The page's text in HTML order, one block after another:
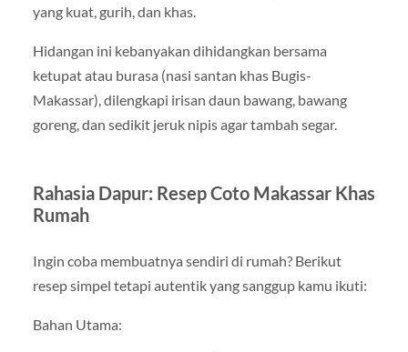
yang kuat, gurih, dan khas.
Hidangan ini kebanyakan dihidangkan bersama
ketupat atau burasa (nasi santan khas Bugis-
Makassar), dilengkapi irisan daun bawang, bawang
goreng, dan sedikit jeruk nipis agar tambah segar.
Rahasia Dapur: Resep Coto Makassar Khas
Rumah
Ingin coba membuatnya sendiri di rumah? Berikut
resep simpel tetapi autentik yang sanggup kamu ikuti:
Bahan Utama: